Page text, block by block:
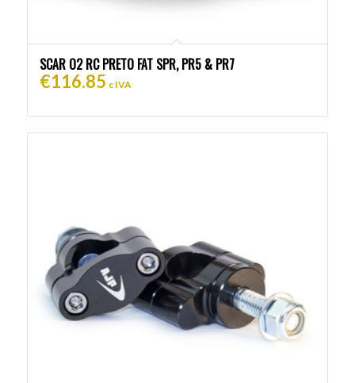
SCAR O2 RC PRETO FAT SPR, PR5 & PR7
€116.85 c IVA